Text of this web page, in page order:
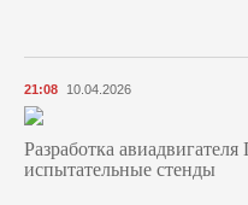
21:08 10.04.2026
Разработка
испытательные стенды